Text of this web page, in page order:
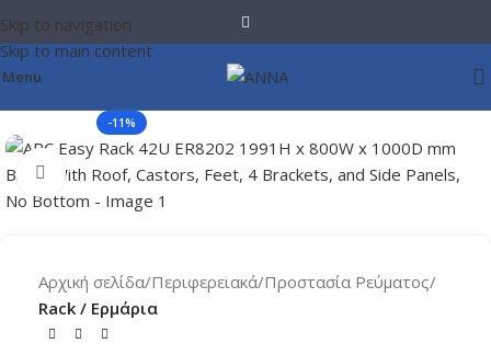
Skip to navigation
Skip to main content
Menu
-11%
Click to enlarge
Αρχική σελίδα Περιφερειακά Προστασία Ρεύματος
Rack / Ερμάρια